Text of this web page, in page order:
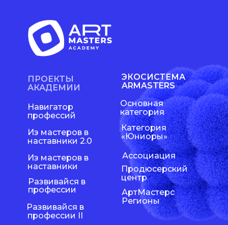
Из мастеров в
наставники
Навигатор
профессий
Из мастеров в
наставники 2.0
Развивайся в
профессии
Развивайся в
профессии II
Категория
«Юниоры»
Продюсерский
центр
Ассоциация
АртМастерс
Регионы
Основная
категория
ЭКОСИСТЕМА
ARMASTERS
ПРОЕКТЫ
АКАДЕМИИ